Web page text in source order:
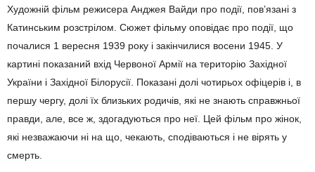
Художній фільм режисера Анджея Вайди про події, пов’язані з
Катинським розстрілом. Сюжет фільму оповідає про події, що
почалися 1 вересня 1939 року і закінчилися восени 1945. У
картині показаний вхід Червоної Армії на територію Західної
України і Західної Білорусії. Показані долі чотирьох офіцерів і, в
першу чергу, долі їх близьких родичів, які не знають справжньої
правди, але, все ж, здогадуються про неї. Цей фільм про жінок,
які незважаючи ні на що, чекають, сподіваються і не вірять у
смерть.